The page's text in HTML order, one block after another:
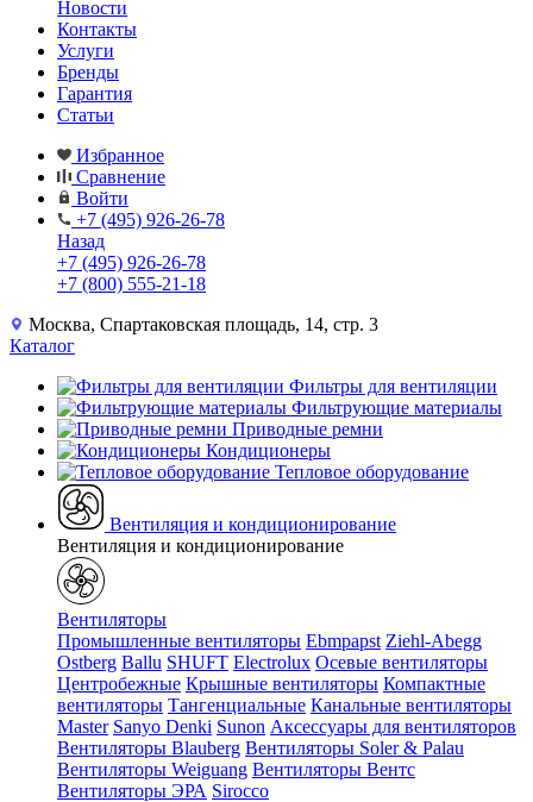
Новости
Контакты
Услуги
Бренды
Гарантия
Статьи
Избранное
Сравнение
Войти
+7 (495) 926-26-78
Назад
+7 (495) 926-26-78
+7 (800) 555-21-18
Москва, Спартаковская площадь, 14, стр. 3
Каталог
Фильтры для вентиляции
Фильтрующие материалы
Приводные ремни
Кондиционеры
Тепловое оборудование
Вентиляция и кондиционирование
Вентиляция и кондиционирование
Вентиляторы
Промышленные вентиляторы Ebmpapst Ziehl-Abegg
Ostberg Ballu SHUFT Electrolux Осевые вентиляторы
Центробежные Крышные вентиляторы Компактные
вентиляторы Тангенциальные Канальные вентиляторы
Master Sanyo Denki Sunon Аксессуары для вентиляторов
Вентиляторы Blauberg Вентиляторы Soler & Palau
Вентиляторы Weiguang Вентиляторы Вентс
Вентиляторы ЭРА Sirocco